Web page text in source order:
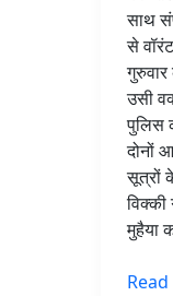
साथ
से
उसी
पुलिस
दोनों
सूत्रों
विक्की
मुहैया